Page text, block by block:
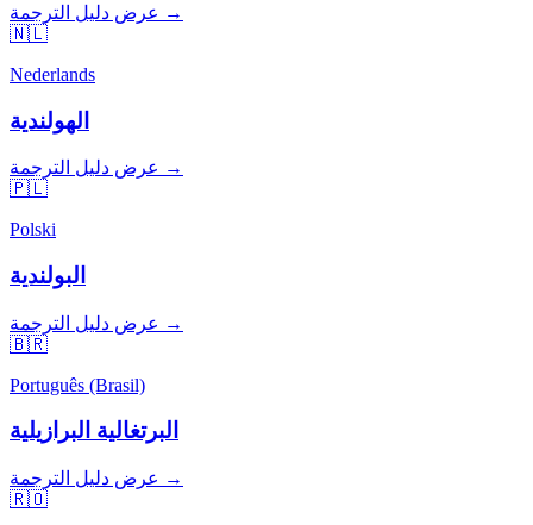
عرض دليل الترجمة →
🇳🇱
Nederlands
الهولندية
عرض دليل الترجمة →
🇵🇱
Polski
البولندية
عرض دليل الترجمة →
🇧🇷
Português (Brasil)
البرتغالية البرازيلية
عرض دليل الترجمة →
🇷🇴